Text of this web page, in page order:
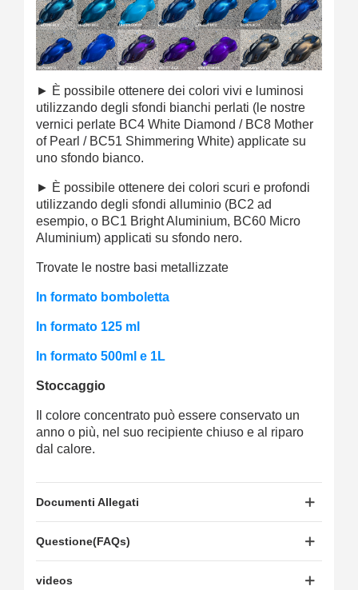
► È possibile ottenere dei colori vivi e luminosi
utilizzando degli sfondi bianchi perlati (le nostre
vernici perlate BC4 White Diamond / BC8 Mother
of Pearl / BC51 Shimmering White) applicate su
uno sfondo bianco.
► È possibile ottenere dei colori scuri e profondi
utilizzando degli sfondi alluminio (BC2 ad
esempio, o BC1 Bright Aluminium, BC60 Micro
Aluminium) applicati su sfondo nero.
Trovate le nostre basi metallizzate
In formato bomboletta
In formato 125 ml
In formato 500ml e 1L
Stoccaggio
Il colore concentrato può essere conservato un
anno o più, nel suo recipiente chiuso e al riparo
dal calore.
Documenti Allegati
Questione(FAQs)
videos